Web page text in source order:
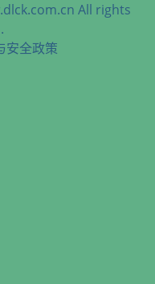
All rights
安全政策